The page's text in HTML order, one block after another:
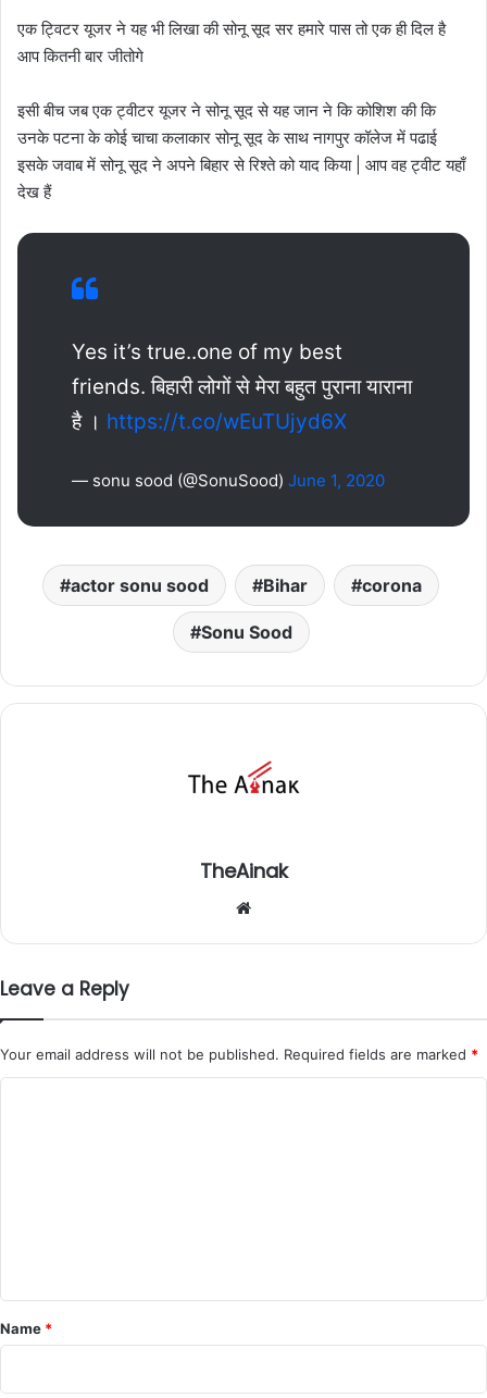
एक ट्विटर यूजर ने यह भी लिखा की सोनू सूद सर हमारे पास तो एक ही दिल है
आप कितनी बार जीतोगे
इसी बीच जब एक ट्वीटर यूजर ने सोनू सूद से यह जान ने कि कोशिश की कि
उनके पटना के कोई चाचा कलाकार सोनू सूद के साथ नागपुर कॉलेज में पढाई
इसके जवाब में सोनू सूद ने अपने बिहार से रिश्ते को याद किया | आप वह ट्वीट यहाँ
देख हैं
Yes it’s true..one of my best
friends. बिहारी लोगों से मेरा बहुत पुराना याराना
है । https://t.co/wEuTUjyd6X
— sonu sood (@SonuSood) June 1, 2020
actor sonu sood Bihar corona
Sonu Sood
TheAinak
Leave a Reply
Your email address will not be published. Required fields are marked *
*
Name *